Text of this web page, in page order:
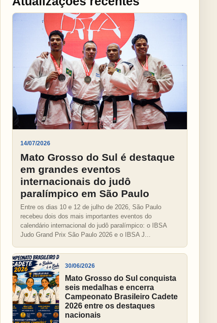
14/07/2026
Mato Grosso do Sul é destaque
em grandes eventos
internacionais do judô
paralímpico em São Paulo
Entre os dias 10 e 12 de julho de 2026, São Paulo
recebeu dois dos mais importantes eventos do
calendário internacional do judô paralímpico: o IBSA
Judo Grand Prix São Paulo 2026 e o IBSA J...
30/06/2026
Mato Grosso do Sul conquista
seis medalhas e encerra
Campeonato Brasileiro Cadete
2026 entre os destaques
nacionais